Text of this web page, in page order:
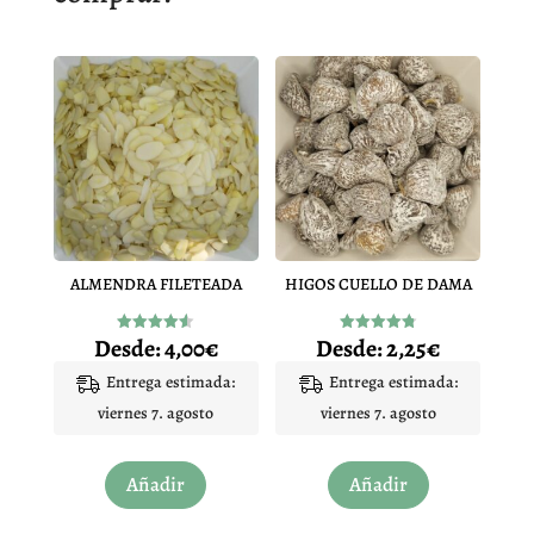
ALMENDRA FILETEADA
Valorado
con
de 5
Desde:4,00€
Entrega estimada:
viernes 7. agosto
Añadir
producto
HIGOS CUELLO DE DAMA
Valorado
con
de 5
Desde:2,25€
Entrega estimada:
viernes 7. agosto
Añadir
producto